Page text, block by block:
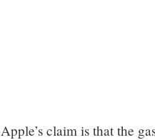
Apple’s claim is that the